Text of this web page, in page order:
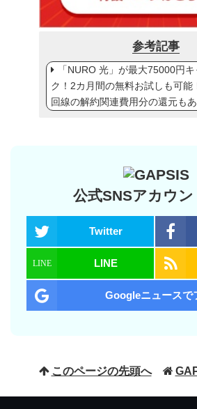
参考記事
「NURO 光」が最大75000円
ク！2カ月間の無料お試しも可能
回線の解約関連費用分の還元もあ
公式SNSアカウ
Twitter
LINE
Googleニュースで
このページの先頭へ